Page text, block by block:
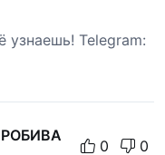
Telegram:
0 0